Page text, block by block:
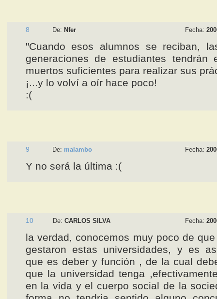
8 De: Nfer Fecha:
"Cuando esos alumnos se reciban,
generaciones de estudiantes tendrán
muertos suficientes para realizar sus
¡...y lo volví a oír hace poco!
:(
9 De: malambo Fecha:
Y no será la última :(
10 De: CARLOS SILVA Fecha:
la verdad, conocemos muy poco de
gestaron estas universidades, y es
que es deber y función , de la cual
que la universidad tenga
en la vida y el cuerpo social de la